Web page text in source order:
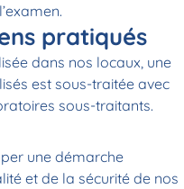
pratiqués
dans nos locaux, une
est sous-traitée avec
sous-traitants.
une démarche
et de la sécurité de nos